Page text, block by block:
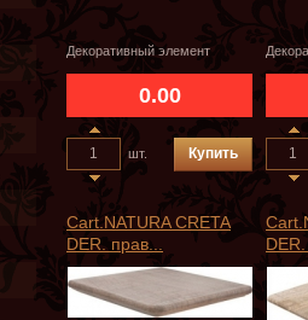
Декоративный элемент
0.00
шт. Купить
Cart.NATURA CRETA
DER. прав...